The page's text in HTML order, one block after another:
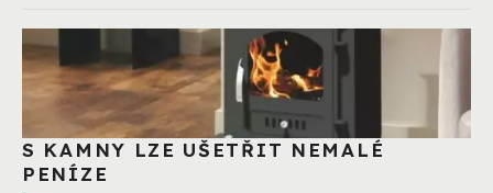
S KAMNY LZE UŠETŘIT NEMALÉ
PENÍZE